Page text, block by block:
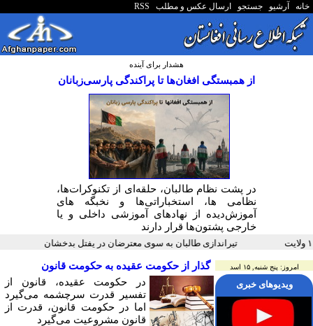
خانه آرشیو جستجو ارسال عکس و مطلب RSS
هشدار برای آینده
از همبستگی افغان‌ها تا پراکندگی پارسی‌زبانان
در پشت نظام طالبان، حلقه‌ای از تکنوکرات‌ها،
نظامی ها، استخباراتی‌ها و نخبگه های
آموزش‌دیده از نهادهای آموزشی داخلی و یا
خارجی پشتون‌ها قرار دارند
تیراندازی طالبان به سوی معترضان در یفتل بدخشان
امروز: پنج شنبه, ۱۵ اسد
ویدیوهای خبری
گذار از حکومت عقیده به حکومت قانون
در حکومت عقیده، قانون از
تفسیر قدرت سرچشمه می‌گیرد
اما در حکومت قانون، قدرت از
قانون مشروعیت می‌گیرد